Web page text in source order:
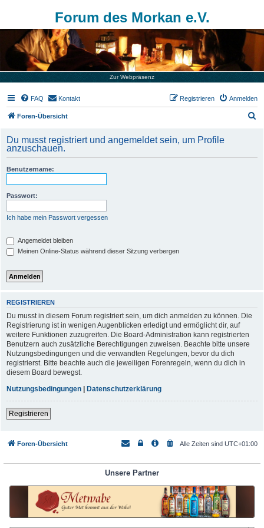
Forum des Morkan e.V.
Zur Webpräsenz
FAQ Kontakt Anmelden
Registrieren
Foren-Übersicht
h
Du musst registriert und angemeldet sein, um Profile
anzuschauen.
Benutzername:
Passwort:
Ich habe mein Passwort vergessen
Angemeldet bleiben
Meinen Online-Status während dieser Sitzung verbergen
REGISTRIEREN
Du musst in diesem Forum registriert sein, um dich anmelden zu können. Die
Registrierung ist in wenigen Augenblicken erledigt und ermöglicht dir, auf
weitere Funktionen zuzugreifen. Die Board-Administration kann registrierten
Benutzern auch zusätzliche Berechtigungen zuweisen. Beachte bitte unsere
Nutzungsbedingungen und die verwandten Regelungen, bevor du dich
registrierst. Bitte beachte auch die jeweiligen Forenregeln, wenn du dich in
diesem Board bewegst.
Nutzungsbedingungen
Datenschutzerklärung
Registrieren
Foren-Übersicht Alle Zeiten sind UTC+01:00
Unsere Partner